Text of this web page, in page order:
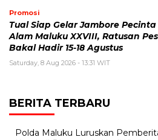
Promosi
Tual Siap Gelar Jambore Pecinta
Alam Maluku XXVIII, Ratusan
Bakal Hadir 15-18 Agustus
Saturday, 8 Aug 2026 - 13:31 WIT
BERITA TERBARU
Polda Maluku Luruskan